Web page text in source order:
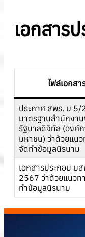
เอกสาร
ไฟล์เอกสา
ประกาศ สพร. ม 5/
มาตรฐานสำนักงา
รัฐบาลดิจิทัล (องค์
มหาชน) ว่าด้วยแน
จัดทำข้อมูลนิรนาม
เอกสารประกอบ ม
2567 ว่าด้วยแนวท
ทำข้อมูลนิรนาม